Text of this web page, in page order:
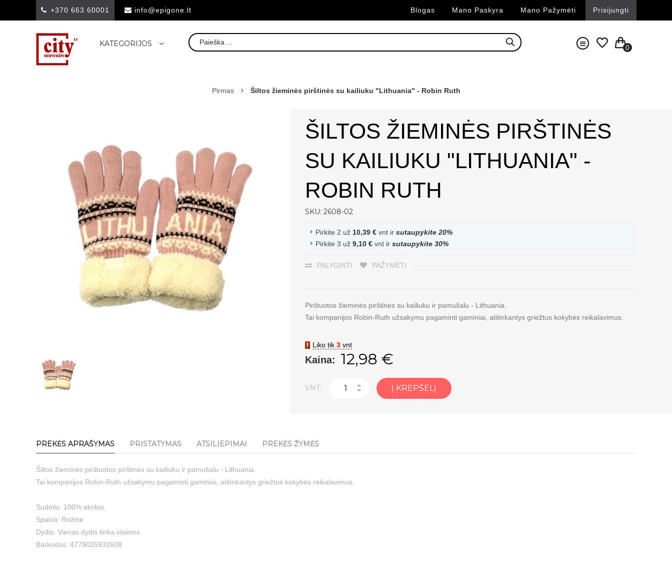
+370 663 60001 info@epigone.lt Blogas Mano Paskyra Mano Pažymėti Prisijungti
KATEGORIJOS 0
Pirmas Šiltos žieminės pirštinės su kailiuku "Lithuania" - Robin Ruth
ŠILTOS ŽIEMINĖS PIRŠTINĖS
SU KAILIUKU "LITHUANIA" -
ROBIN RUTH
SKU: 2608-02
Pirkite 2 už 10,39 € vnt irsutaupykite20%
Pirkite 3 už9,10 € vnt irsutaupykite30%
PALYGINTI PAŽYMĖTI
Pirštuotos žieminės pirštinės su kailiuku ir pamušalu - Lithuania.
Tai kompanijos Robin-Ruth užsakymu pagaminti gaminiai, atitinkantys griežtus kokybės reikalavimus.
Liko tik3 vnt
Kaina: 12,98 €
VNT: Į KREPŠELĮ
PREKĖS APRAŠYMAS PRISTATYMAS ATSILIEPIMAI PREKĖS ŽYMĖS
Šiltos žieminės pirštuotos pirštinės su kailiuku ir pamušalu - Lithuania.
Tai kompanijos Robin-Ruth užsakymu pagaminti gaminiai, atitinkantys griežtus kokybės reikalavimus.
Sudėtis: 100% akrilas.
Spalva: Rožinė
Dydis: Vienas dydis tinka visiems
Barkodas: 4779025932608